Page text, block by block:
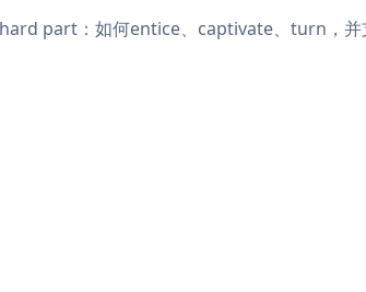
part：如何entice、captivate、turn，并